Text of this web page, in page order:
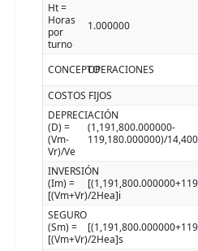
Ht =
Horas
por
turno
1.000000
CONCEPTOOPERACIONES
COSTOS FIJOS
DEPRECIACIÓN
(D) =
(Vm-
Vr)/Ve
(1,191,800.000000-
119,180.000000)/
INVERSIÓN
(Im) =
[(Vm+Vr)/2Hea]i
SEGURO
(Sm) =
[(Vm+Vr)/2Hea]s